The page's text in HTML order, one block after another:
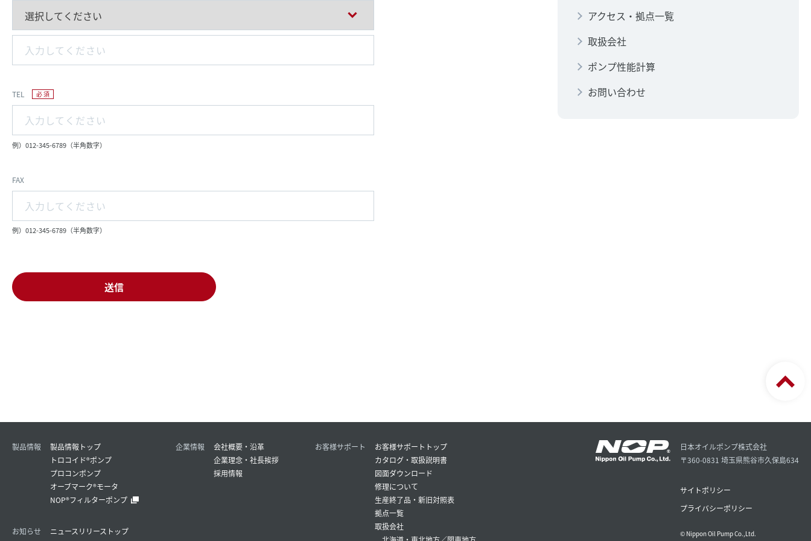
TEL
例）012-345-6789（半角数字）
FAX
例）012-345-6789（半角数字）
アクセス・拠点一覧
取扱会社
ポンプ性能計算
お問い合わせ
製品情報
製品情報トップ
トロコイド®ポンプ
プロコンポンプ
オーブマーク®モータ
NOP®フィルターポンプ
お知らせ ニュースリリーストップ
企業情報
会社概要・沿革
企業理念・社長挨拶
採用情報
お客様サポート
お客様サポートトップ
カタログ・取扱説明書
図面ダウンロード
修理について
生産終了品・新旧対照表
拠点一覧
取扱会社
日本オイルポンプ株式会社
〒360-0831 埼玉県熊谷市久保島634
サイトポリシー
プライバシーポリシー
© Nippon Oil Pump Co.,Ltd.